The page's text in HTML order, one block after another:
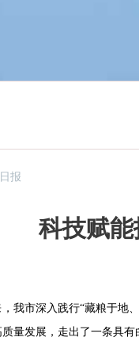
报
科技赋
我市深入践行“藏粮于
量发展，走出了一条具有